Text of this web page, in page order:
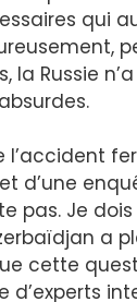
qui
la Russie
l’accident
d’une
pas. Je
a
cette
d’experts